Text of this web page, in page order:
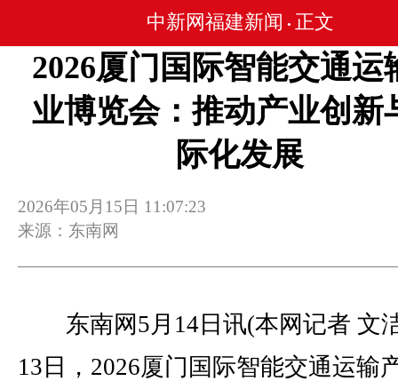
中新网福建新闻 • 正文
2026厦门国际智能交通运
业博览会：推动产业创新
际化发展
2026年05月15日 11:07:23
来源：东南网
东南网5月14日讯(本网记者 文
13日，2026厦门国际智能交通运输